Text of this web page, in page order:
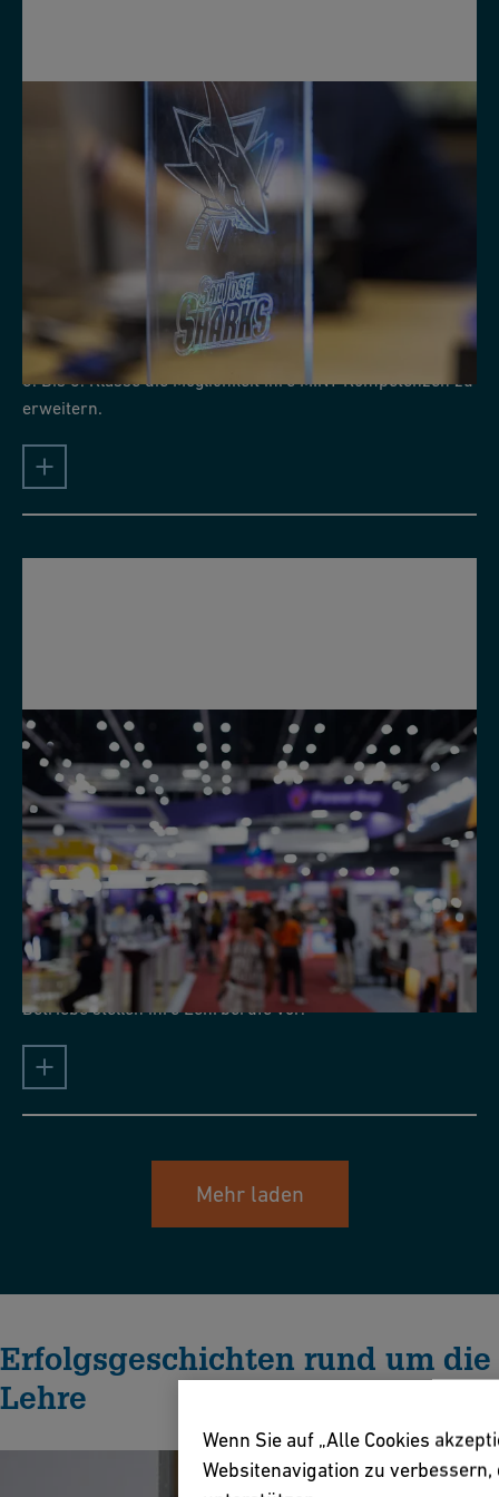
Bündner MINT Woche
Während den Herbstferien haben Primarschüler von der
3. Bis 6. Klasse die Möglichkeit ihre MINT Kompetenzen zu
erweitern.
11.11.26 - 15.11.26
Fiutscher 2026
Die grösste Berufsmesse der Region. Verbände und auch
Betriebe stellen ihre Lehrberufe vor.
Mehr laden
Erfolgsgeschichten rund um die
Lehre
Wenn Sie auf „Alle Cookies
Websitenavigation zu